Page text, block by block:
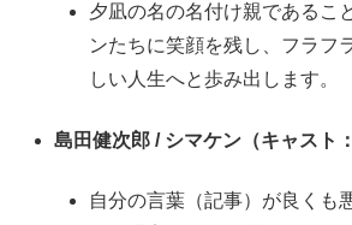
夕凪の名の名付け親であるこ
ンたちに笑顔を残し、フラフ
しい人生へと歩み出します。
島田健次郎 / シマケン（キャスト
自分の言葉（記事）が良くも